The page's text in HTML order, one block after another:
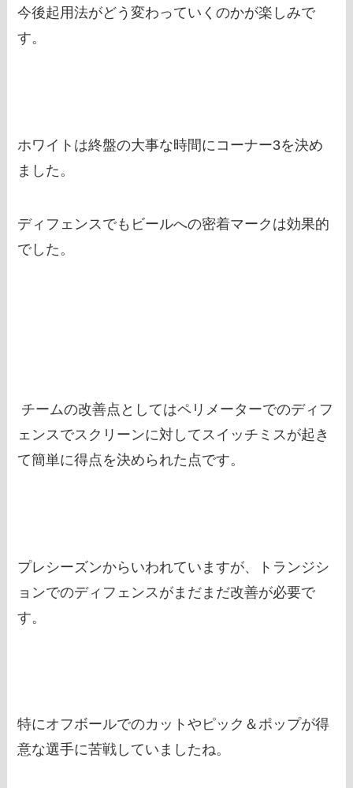
今後起用法がどう変わっていくのかが楽しみで
す。
ホワイトは終盤の大事な時間にコーナー3を決め
ました。
ディフェンスでもビールへの密着マークは効果的
でした。
チームの改善点としてはペリメーターでのディフ
ェンスでスクリーンに対してスイッチミスが起き
て簡単に得点を決められた点です。
プレシーズンからいわれていますが、トランジシ
ョンでのディフェンスがまだまだ改善が必要で
す。
特にオフボールでのカットやピック＆ポップが得
意な選手に苦戦していましたね。